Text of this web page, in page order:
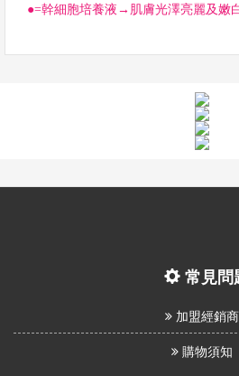
●=幹細胞培養液→肌膚光澤亮麗及
常見問
加盟經銷商
購物須知